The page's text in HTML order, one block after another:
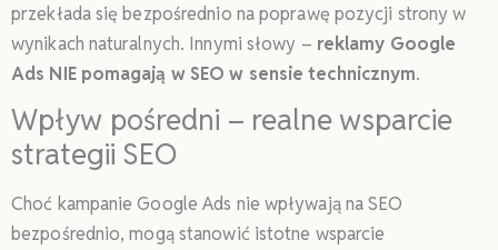
przekłada się bezpośrednio na poprawę pozycji strony w
wynikach naturalnych. Innymi słowy – reklamy Google
Ads NIE pomagają w SEO w sensie technicznym.
Wpływ pośredni – realne wsparcie
strategii SEO
Choć kampanie Google Ads nie wpływają na SEO
bezpośrednio, mogą stanowić istotne wsparcie